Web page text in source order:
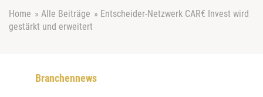
Home » Alle Beiträge » Entscheider-Netzwerk CAR€ Invest wird
gestärkt und erweitert
Branchennews